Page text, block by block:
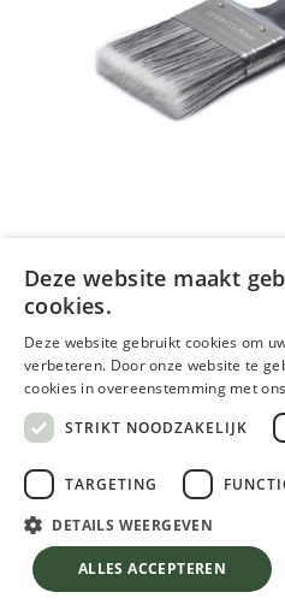
Anza platte borstel
20.30€
Inclusief btw
TOEVOEGEN
Deze website maakt
cookies.
Deze website gebruikt cookies om
verbeteren. Door onze website te
cookies in overeenstemming met
STRIKT NOODZAKELIJK
TARGETING
DETAILS WEERGEVEN
ALLES ACCEPTEREN